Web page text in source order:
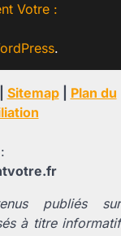
Votre :
.
Sitemap| Plan du
publiés sur
à titre informatif